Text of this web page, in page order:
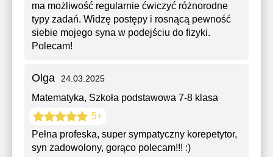
ma możliwość regularnie ćwiczyć różnorodne
typy zadań. Widzę postępy i rosnącą pewność
siebie mojego syna w podejściu do fizyki.
Polecam!
Olga 24.03.2025
Matematyka, Szkoła podstawowa 7-8 klasa
5+
Pełna profeska, super sympatyczny korepetytor,
syn zadowolony, gorąco polecam!!! :)